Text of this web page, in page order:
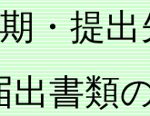
・提出
書類